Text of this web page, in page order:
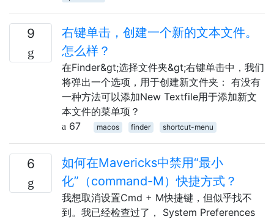
9
右键单击，创建一个新的文本文件。
怎么样？
在Finder&gt;选择文件夹&gt;右键单击中，我们
将弹出一个选项，用于创建新文件夹： 有没有
一种方法可以添加New Textfile用于添加新文
本文件的菜单项？
67
macos finder shortcut-menu
6
如何在Mavericks中禁用“最小
化”（command-M）快捷方式？
我想取消设置Cmd + M快捷键，但似乎找不
到。我已经检查过了， System Preferences